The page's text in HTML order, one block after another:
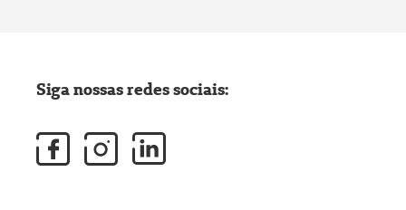
Siga nossas redes sociais: